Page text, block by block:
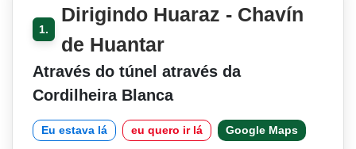
1.
Dirigindo Huaraz - Chavín
de Huantar
Através do túnel através da
Cordilheira Blanca
Eu estava lá eu quero ir lá Google Maps